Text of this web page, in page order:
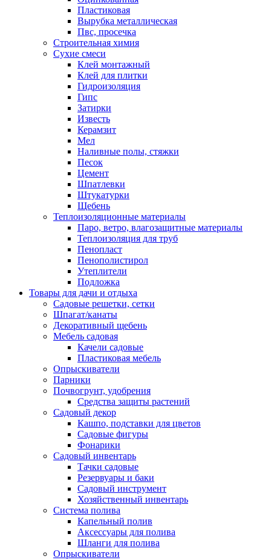
Пластиковая
Вырубка металлическая
Пвс, просечка
Строительная химия
Сухие смеси
Клей монтажный
Клей для плитки
Гидроизоляция
Гипс
Затирки
Известь
Керамзит
Мел
Наливные полы, стяжки
Песок
Цемент
Шпатлевки
Штукатурки
Щебень
Теплоизоляционные материалы
Паро, ветро, влагозащитные материалы
Теплоизоляция для труб
Пенопласт
Пенополистирол
Утеплители
Подложка
Товары для дачи и отдыха
Садовые решетки, сетки
Шпагат/канаты
Декоративный щебень
Мебель садовая
Качели садовые
Пластиковая мебель
Опрыскиватели
Парники
Почвогрунт, удобрения
Средства защиты растений
Садовый декор
Кашпо, подставки для цветов
Садовые фигуры
Фонарики
Садовый инвентарь
Тачки садовые
Резервуары и баки
Садовый инструмент
Хозяйственный инвентарь
Система полива
Капельный полив
Аксессуары для полива
Шланги для полива
Опрыскиватели